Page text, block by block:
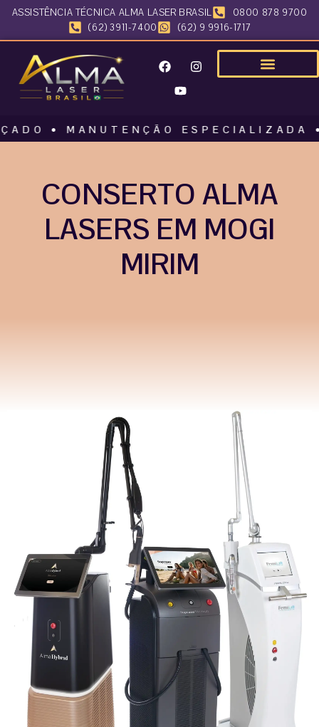
ASSISTÊNCIA TÉCNICA ALMA LASER BRASIL
0800 878 9700
(62) 3911-7400
(62) 9 9916-1717
• MANUTENÇÃO ESPECIALIZADA •
CONSERTO ALMA
LASERS EM MOGI
MIRIM